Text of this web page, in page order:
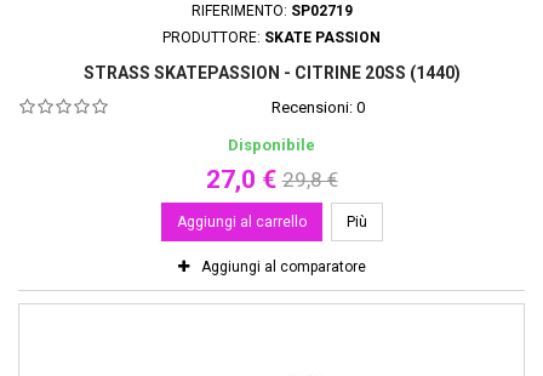
RIFERIMENTO: SP02719
PRODUTTORE: SKATE PASSION
STRASS SKATEPASSION - CITRINE 20SS (1440)
Recensioni: 0
Disponibile
27,0 € 29,8 €
Aggiungi al carrello Più
Aggiungi al comparatore